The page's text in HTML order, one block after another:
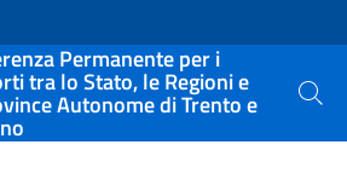
Permanente per i
tra lo Stato, le Regioni e
Autonome di Trento e Cerca